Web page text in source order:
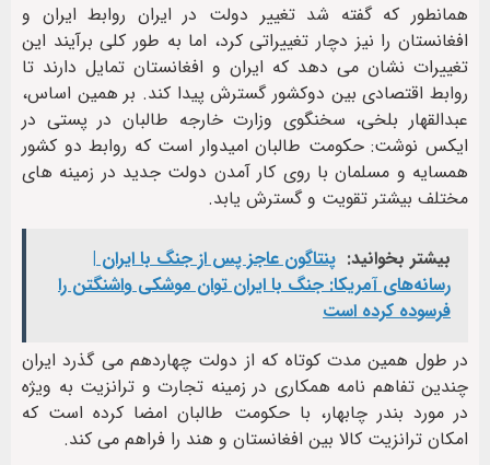
همانطور که گفته شد تغییر دولت در ایران روابط ایران و
افغانستان را نیز دچار تغییراتی کرد، اما به طور کلی برآیند این
تغییرات نشان می دهد که ایران و افغانستان تمایل دارند تا
روابط اقتصادی بین دوکشور گسترش پیدا کند. بر همین اساس،
عبدالقهار بلخی، سخنگوی وزارت خارجه طالبان در پستی در
ایکس نوشت: حکومت طالبان امیدوار است که روابط دو کشور
همسایه و مسلمان با روی کار آمدن دولت جدید در زمینه های
مختلف بیشتر تقویت و گسترش یابد.
بیشتر بخوانید: پنتاگون عاجز پس از جنگ با ایران |
رسانه‌های آمریکا: جنگ با ایران توان موشکی واشنگتن را
فرسوده کرده است
در طول همین مدت کوتاه که از دولت چهاردهم می گذرد ایران
چندین تفاهم نامه همکاری در زمینه تجارت و ترانزیت به ویژه
در مورد بندر چابهار، با حکومت طالبان امضا کرده است که
امکان ترانزیت کالا بین افغانستان و هند را فراهم می کند.